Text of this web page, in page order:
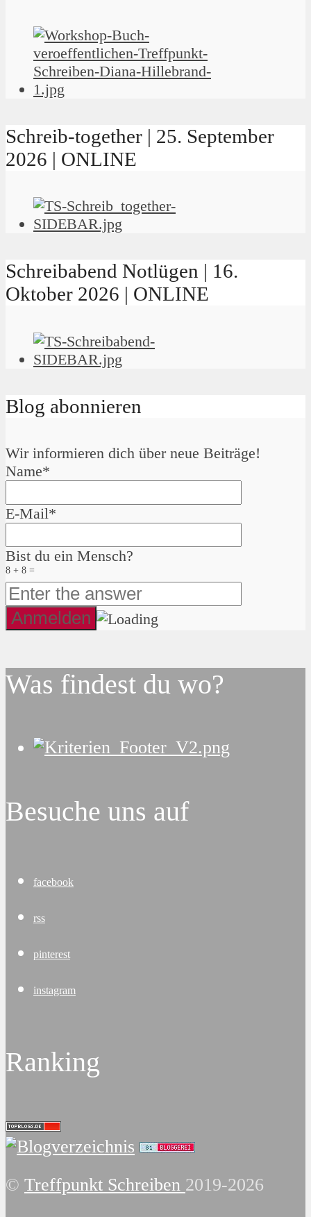
Schreib-together | 25. September
2026 | ONLINE
Schreibabend Notlügen | 16.
Oktober 2026 | ONLINE
Blog abonnieren
Wir informieren dich über neue Beiträge!
Name*
E-Mail*
Bist du ein Mensch?
8 + 8 =
Was findest du wo?
Besuche uns auf
facebook
rss
pinterest
instagram
Ranking
© Treffpunkt Schreiben 2019-2026